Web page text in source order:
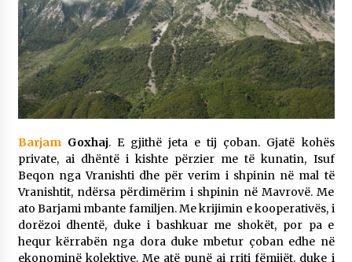
BarjamGoxhaj. E gjithë jeta e tij çoban. Gjatë kohës
private, ai dhëntë i kishte përzier me të kunatin, Isuf
Beqon nga Vranishti dhe për verim i shpinin në mal të
Vranishtit, ndërsa përdimërim i shpinin në Mavrovë. Me
ato Barjami mbante familjen. Me krijimin e kooperativës, i
dorëzoi dhentë, duke i bashkuar me shokët, por pa e
hequr kërrabën nga dora duke mbetur çoban edhe në
ekonominë kolektive. Me atë punë ai rriti fëmijët, duke i